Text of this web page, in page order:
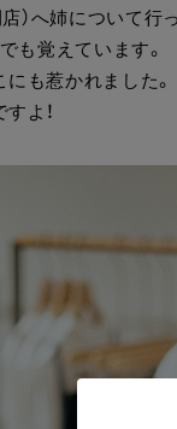
）へ姉について行
も覚えています。
も惹かれました。
よ！